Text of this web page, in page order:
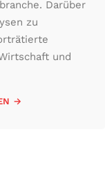
Darüber
zu
und
→